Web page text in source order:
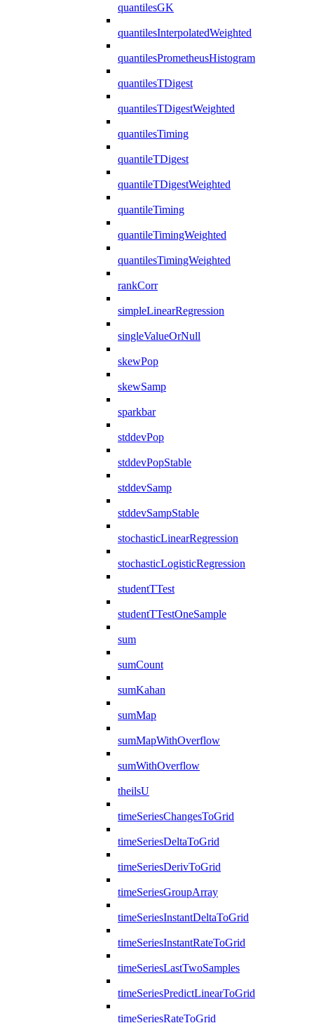
quantilesGK
quantilesInterpolatedWeighted
quantilesPrometheusHistogram
quantilesTDigest
quantilesTDigestWeighted
quantilesTiming
quantileTDigest
quantileTDigestWeighted
quantileTiming
quantileTimingWeighted
quantilesTimingWeighted
rankCorr
simpleLinearRegression
singleValueOrNull
skewPop
skewSamp
sparkbar
stddevPop
stddevPopStable
stddevSamp
stddevSampStable
stochasticLinearRegression
stochasticLogisticRegression
studentTTest
studentTTestOneSample
sum
sumCount
sumKahan
sumMap
sumMapWithOverflow
sumWithOverflow
theilsU
timeSeriesChangesToGrid
timeSeriesDeltaToGrid
timeSeriesDerivToGrid
timeSeriesGroupArray
timeSeriesInstantDeltaToGrid
timeSeriesInstantRateToGrid
timeSeriesLastTwoSamples
timeSeriesPredictLinearToGrid
timeSeriesRateToGrid